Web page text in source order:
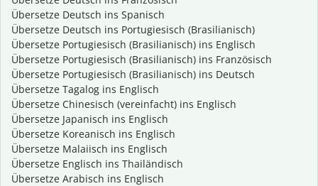
Übersetze Deutsch ins Spanisch
Übersetze Deutsch ins Portugiesisch (Brasilianisch)
Übersetze Portugiesisch (Brasilianisch) ins Englisch
Übersetze Portugiesisch (Brasilianisch) ins Französisch
Übersetze Portugiesisch (Brasilianisch) ins Deutsch
Übersetze Tagalog ins Englisch
Übersetze Chinesisch (vereinfacht) ins Englisch
Übersetze Japanisch ins Englisch
Übersetze Koreanisch ins Englisch
Übersetze Malaiisch ins Englisch
Übersetze Englisch ins Thailändisch
Übersetze Arabisch ins Englisch